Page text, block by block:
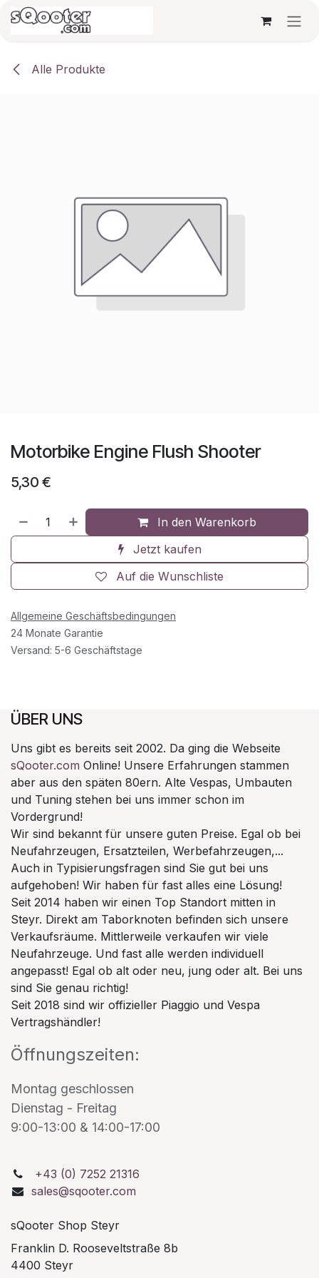
Zum Inhalt springen
Alle Produkte
Motorbike Engine Flush Shooter
5,30 €
In den Warenkorb
Jetzt kaufen
Auf die Wunschliste
Allgemeine Geschäftsbedingungen
24 Monate Garantie
Versand: 5-6 Geschäftstage
ÜBER UNS
Uns gibt es bereits seit 2002. Da ging die Webseite
sQooter.com Online! Unsere Erfahrungen stammen
aber aus den späten 80ern. Alte Vespas, Umbauten
und Tuning stehen bei uns immer schon im
Vordergrund!
Wir sind bekannt für unsere guten Preise. Egal ob bei
Neufahrzeugen, Ersatzteilen, Werbefahrzeugen,...
Auch in Typisierungsfragen sind Sie gut bei uns
aufgehoben! Wir haben für fast alles eine Lösung!
Seit 2014 haben wir einen Top Standort mitten in
Steyr. Direkt am Taborknoten befinden sich unsere
Verkaufsräume. Mittlerweile verkaufen wir viele
Neufahrzeuge. Und fast alle werden individuell
angepasst! Egal ob alt oder neu, jung oder alt. Bei uns
sind Sie genau richtig!
Seit 2018 sind wir offizieller Piaggio und Vespa
Vertragshändler!
Öffnungszeiten:
Montag geschlossen
Dienstag - Freitag
9:00-13:00 & 14:00-17:00
+43 (0) 7252 21316
sales@sqooter.com
sQooter Shop Steyr
Franklin D. Rooseveltstraße 8b
4400 Steyr